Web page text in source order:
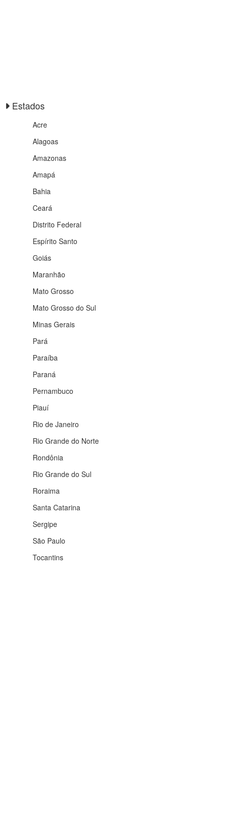
Estados
Acre
Alagoas
Amazonas
Amapá
Bahia
Ceará
Distrito Federal
Espírito Santo
Goiás
Maranhão
Mato Grosso
Mato Grosso do Sul
Minas Gerais
Pará
Paraíba
Paraná
Pernambuco
Piauí
Rio de Janeiro
Rio Grande do Norte
Rondônia
Rio Grande do Sul
Roraima
Santa Catarina
Sergipe
São Paulo
Tocantins